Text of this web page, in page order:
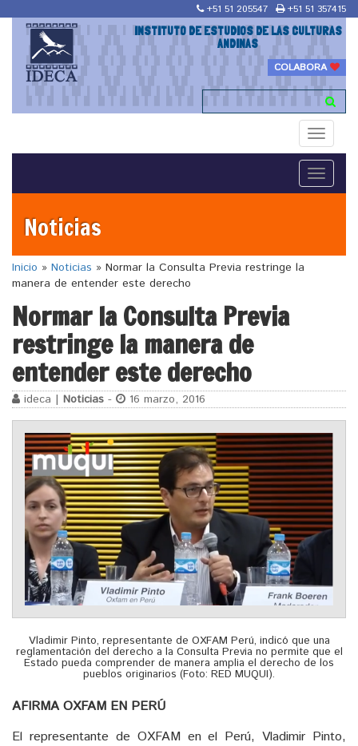
+51 51 205547 +51 51 357415
INSTITUTO DE ESTUDIOS DE LAS CULTURAS
ANDINAS
COLABORA
Toggle
Toggle
Noticias
Inicio » Noticias » Normar la Consulta Previa restringe la
manera de entender este derecho
Normar la Consulta Previa
restringe la manera de
entender este derecho
ideca | Noticias - 16 marzo, 2016
Vladimir Pinto, representante de OXFAM Perú, indicó que una
reglamentación del derecho a la Consulta Previa no permite que el
Estado pueda comprender de manera amplia el derecho de los
pueblos originarios (Foto: RED MUQUI).
AFIRMA OXFAM EN PERÚ
El representante de OXFAM en el Perú, Vladimir Pinto,